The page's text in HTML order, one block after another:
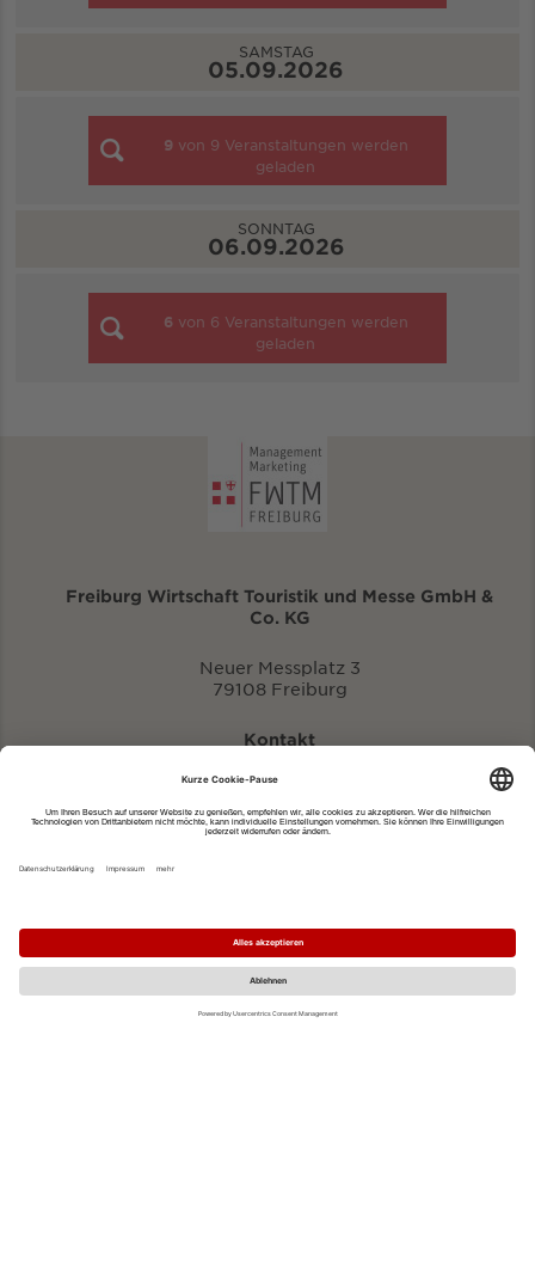
SAMSTAG
05.09.2026
9 von 9 Veranstaltungen werden
geladen
SONNTAG
06.09.2026
6 von 6 Veranstaltungen werden
geladen
Freiburg Wirtschaft Touristik und Messe GmbH &
Co. KG
Neuer Messplatz 3
79108 Freiburg
Kontakt
eventportal@fwtm.de
Impressum